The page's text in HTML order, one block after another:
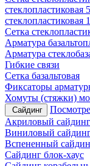
стеклопластиковая
стеклопластиковая
Сетка
Арматура
Арматура
Гибкие связи
Сетка базальтовая
Фиксаторы
Хомуты (стяжки)
Сайдинг
Акриловый сайдинг
Виниловый
Вспененный
Сайдинг блок-хаус